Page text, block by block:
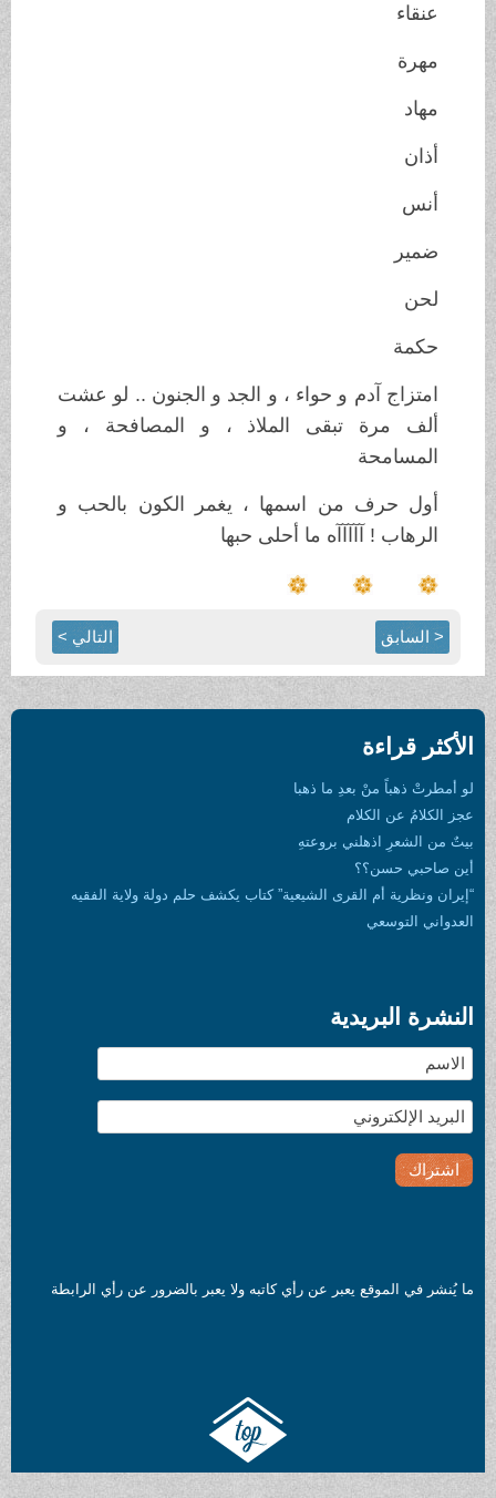
عنقاء
مهرة
مهاد
أذان
أنس
ضمير
لحن
حكمة
امتزاج آدم و حواء ، و الجد و الجنون .. لو عشت
ألف مرة تبقى الملاذ ، و المصافحة ، و
المسامحة
أول حرف من اسمها ، يغمر الكون بالحب و
الرهاب ! آآآآآه ما أحلى حبها
< السابق التالي >
الأكثر قراءة
لو أمطرتْ ذهباً منْ بعدِ ما ذهبا
عجز الكلامُ عن الكلام
بيتٌ من الشعرِ اذهلني بروعتهِ
أين صاحبي حسن؟؟
“إيران ونظرية أم القرى الشيعية” كتاب يكشف حلم دولة ولاية الفقيه
العدواني التوسعي
النشرة البريدية
ما يُنشر في الموقع يعبر عن رأي كاتبه ولا يعبر بالضرور عن رأي الرابطة